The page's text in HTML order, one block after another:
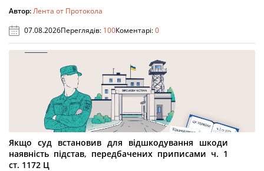
Автор:Лента от Протокола
07.08.2026Переглядів: 100Коментарі:0
Якщо суд встановив для відшкодування шкоди
наявність підстав, передбачених приписами ч. 1
ст. 1172 Ц